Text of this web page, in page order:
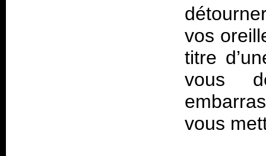
vos
titre
vous
vous